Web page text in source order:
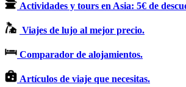
Actividades y tours en Asia: 5€ de
Viajes de lujo al mejor precio.
Comparador de alojamientos.
Artículos de viaje que necesitas.